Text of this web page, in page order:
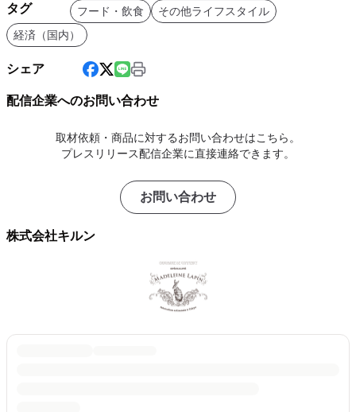
タグ フード・飲食
その他ライフスタイル
経済（国内）
シェア
配信企業へのお問い合わせ
取材依頼・商品に対するお問い合わせはこちら。
プレスリリース配信企業に直接連絡できます。
お問い合わせ
株式会社キルン